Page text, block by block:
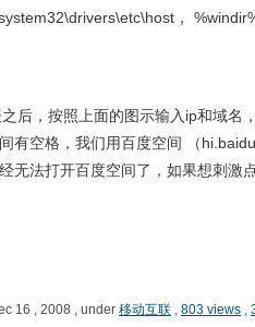
，
后，按照上面的图示输入ip和域名
有空格，我们用百度空间 （
无法打开百度空间了，如果想刺激
16 , 2008 , under 移动互联 , 803 views ,